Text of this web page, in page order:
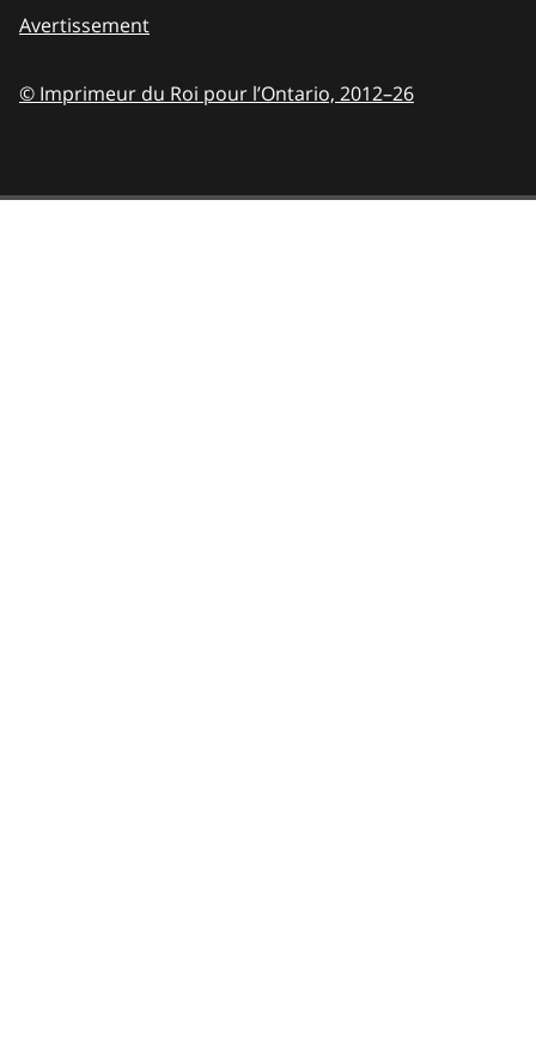
Avertissement
© Imprimeur du Roi pour l’Ontario, 2012–26